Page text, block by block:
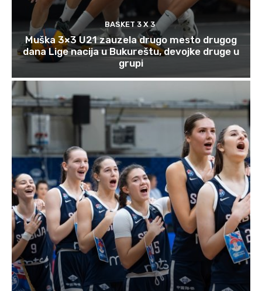
BASKET 3 X 3
Muška 3×3 U21 zauzela drugo mesto drugog
dana Lige nacija u Bukureštu, devojke druge u
grupi